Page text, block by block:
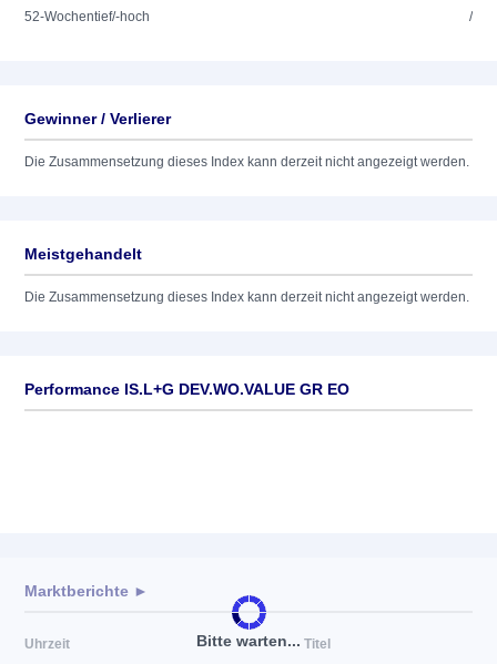
52-Wochentief/-hoch /
Gewinner / Verlierer
Die Zusammensetzung dieses Index kann derzeit nicht angezeigt werden.
Meistgehandelt
Die Zusammensetzung dieses Index kann derzeit nicht angezeigt werden.
Performance IS.L+G DEV.WO.VALUE GR EO
Bitte warten...
Marktberichte ►
Uhrzeit Titel